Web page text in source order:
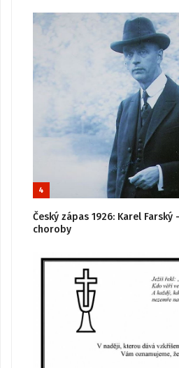
4
Český zápas 1926: Karel
choroby